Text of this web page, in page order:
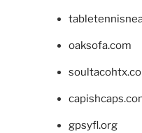
oaksofa.com
gpsyfl.org